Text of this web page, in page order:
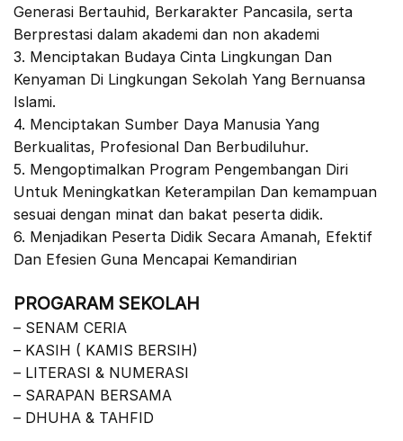
Generasi Bertauhid, Berkarakter Pancasila, serta
Berprestasi dalam akademi dan non akademi
3. Menciptakan Budaya Cinta Lingkungan Dan
Kenyaman Di Lingkungan Sekolah Yang Bernuansa
Islami.
4. Menciptakan Sumber Daya Manusia Yang
Berkualitas, Profesional Dan Berbudiluhur.
5. Mengoptimalkan Program Pengembangan Diri
Untuk Meningkatkan Keterampilan Dan kemampuan
sesuai dengan minat dan bakat peserta didik.
6. Menjadikan Peserta Didik Secara Amanah, Efektif
Dan Efesien Guna Mencapai Kemandirian
PROGARAM SEKOLAH
– SENAM CERIA
– KASIH ( KAMIS BERSIH)
– LITERASI & NUMERASI
– SARAPAN BERSAMA
– DHUHA & TAHFID